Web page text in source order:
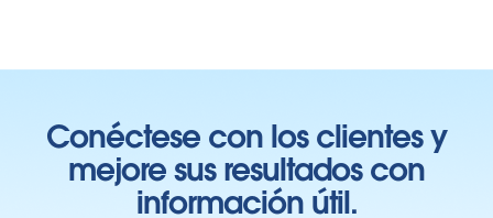
Conéctese con los clientes y
mejore sus resultados con
información útil.